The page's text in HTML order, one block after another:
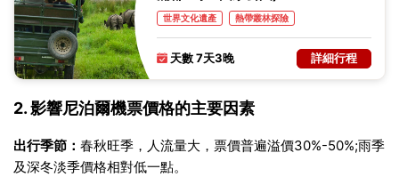
世界文化遺產
熱帶叢林探險
世界自然遺產
建築 宮殿遺跡
天數 7天3晚 詳細行程
2. 影響尼泊爾機票價格的主要因素
出行季節： 春秋旺季，人流量大，票價普遍溢價30%-50%;雨季
及深冬淡季價格相對低一點。